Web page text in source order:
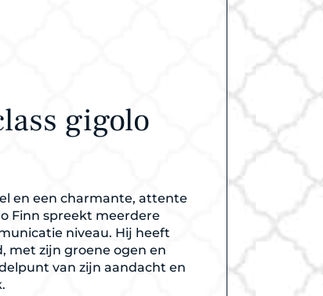
gigolo
en een charmante, attente
Finn spreekt meerdere
niveau. Hij heeft
met zijn groene ogen en
van zijn aandacht en